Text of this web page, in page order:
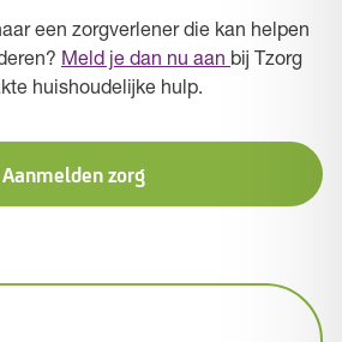
een zorgverlener die kan helpen
Meld je dan nu aan bij Tzorg
huishoudelijke hulp.
Aanmelden zorg